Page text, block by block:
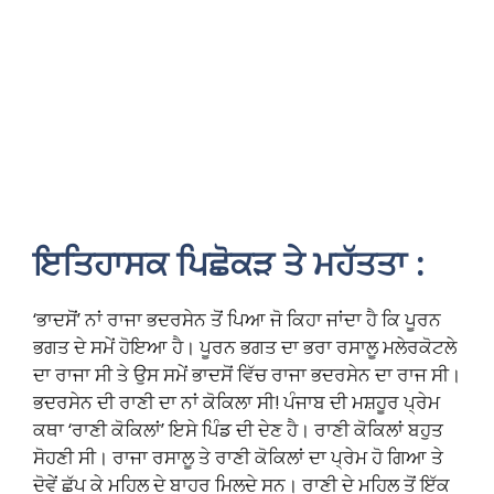
ਇਤਿਹਾਸਕ ਪਿਛੋਕੜ ਤੇ ਮਹੱਤਤਾ :
‘ਭਾਦਸੋਂ’ ਨਾਂ ਰਾਜਾ ਭਦਰਸੇਨ ਤੋਂ ਪਿਆ ਜੋ ਕਿਹਾ ਜਾਂਦਾ ਹੈ ਕਿ ਪੂਰਨ
ਭਗਤ ਦੇ ਸਮੇਂ ਹੋਇਆ ਹੈ। ਪੂਰਨ ਭਗਤ ਦਾ ਭਰਾ ਰਸਾਲੂ ਮਲੇਰਕੋਟਲੇ
ਦਾ ਰਾਜਾ ਸੀ ਤੇ ਉਸ ਸਮੇਂ ਭਾਦਸੋਂ ਵਿੱਚ ਰਾਜਾ ਭਦਰਸੇਨ ਦਾ ਰਾਜ ਸੀ।
ਭਦਰਸੇਨ ਦੀ ਰਾਣੀ ਦਾ ਨਾਂ ਕੋਕਿਲਾ ਸੀ! ਪੰਜਾਬ ਦੀ ਮਸ਼ਹੂਰ ਪ੍ਰੇਮ
ਕਥਾ ‘ਰਾਣੀ ਕੋਕਿਲਾਂ’ ਇਸੇ ਪਿੰਡ ਦੀ ਦੇਣ ਹੈ। ਰਾਣੀ ਕੋਕਿਲਾਂ ਬਹੁਤ
ਸੋਹਣੀ ਸੀ। ਰਾਜਾ ਰਸਾਲੂ ਤੇ ਰਾਣੀ ਕੋਕਿਲਾਂ ਦਾ ਪ੍ਰੇਮ ਹੋ ਗਿਆ ਤੇ
ਦੋਵੇਂ ਛੱਪ ਕੇ ਮਹਿਲ ਦੇ ਬਾਹਰ ਮਿਲਦੇ ਸਨ। ਰਾਣੀ ਦੇ ਮਹਿਲ ਤੋਂ ਇੱਕ